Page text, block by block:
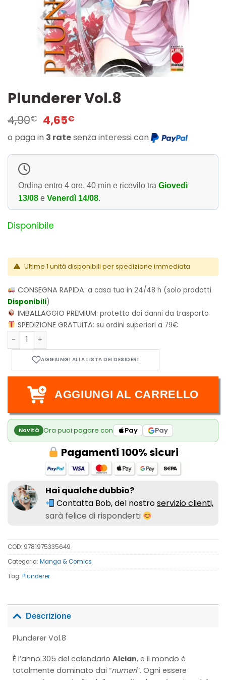
Plunderer Vol.8
4,90€ Il
prezzo
originale
era:
4,65€
prezzo
attuale
è:
o paga in 3 ratesenza interessi con
Ordina entro 4 ore, 40 min e ricevilo tra Giovedì
13/08 e Venerdì 14/08.
Disponibile
Ultime 1 unità disponibili per spedizione immediata
CONSEGNA RAPIDA:a casa tua in 24/48 h (solo prodotti
Disponibili)
IMBALLAGGIO PREMIUM:protetto dai danni da trasporto
SPEDIZIONE GRATUITA:su ordini superiori a 79€
Plunderer Vol.8 quantità
AGGIUNGI AL CARRELLO
Novità Ora puoi pagare con Pay Pay
Pagamenti 100% sicuri
Hai qualche dubbio?
Contatta Bob, del nostroservizio clienti,
sarà felice di risponderti
COD: 9781975335649
Categoria: Manga & Comics
Tag: Plunderer
Descrizione
Plunderer Vol.8
È l’anno 305 del calendario Alcian, e il mondo è
totalmente dominato dai “numeri”. Ogni essere